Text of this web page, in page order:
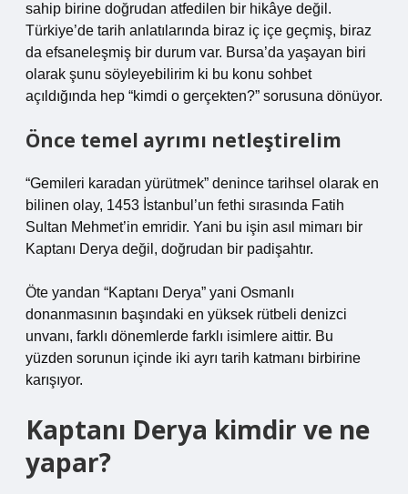
sahip birine doğrudan atfedilen bir hikâye değil.
Türkiye’de tarih anlatılarında biraz iç içe geçmiş, biraz
da efsaneleşmiş bir durum var. Bursa’da yaşayan biri
olarak şunu söyleyebilirim ki bu konu sohbet
açıldığında hep “kimdi o gerçekten?” sorusuna dönüyor.
Önce temel ayrımı netleştirelim
“Gemileri karadan yürütmek” denince tarihsel olarak en
bilinen olay, 1453 İstanbul’un fethi sırasında Fatih
Sultan Mehmet’in emridir. Yani bu işin asıl mimarı bir
Kaptanı Derya değil, doğrudan bir padişahtır.
Öte yandan “Kaptanı Derya” yani Osmanlı
donanmasının başındaki en yüksek rütbeli denizci
unvanı, farklı dönemlerde farklı isimlere aittir. Bu
yüzden sorunun içinde iki ayrı tarih katmanı birbirine
karışıyor.
Kaptanı Derya kimdir ve ne
yapar?